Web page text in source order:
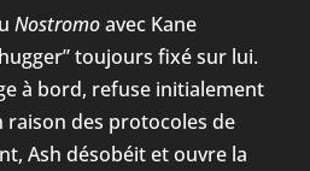
Nostromoavec Kane
toujours fixé sur lui.
à bord, refuse initialement
raison des protocoles de
Ash désobéit et ouvre la